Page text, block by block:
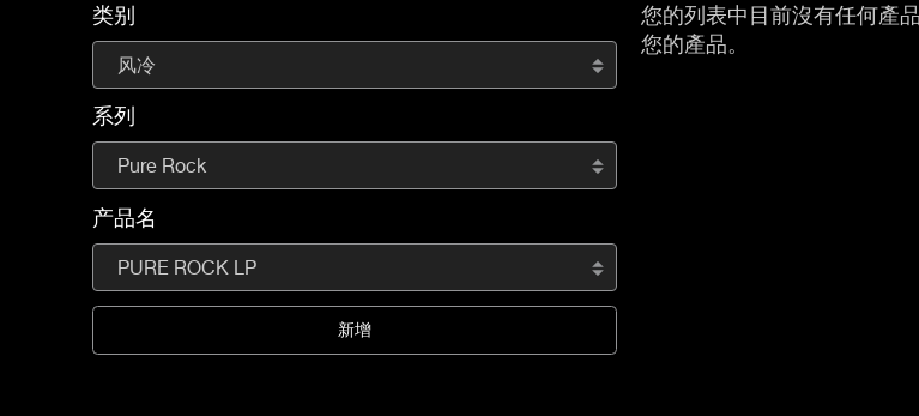
类别
风冷
系列
Pure Rock
产品名
PURE ROCK LP
新增
您的列表中目前沒有任何產
您的產品。